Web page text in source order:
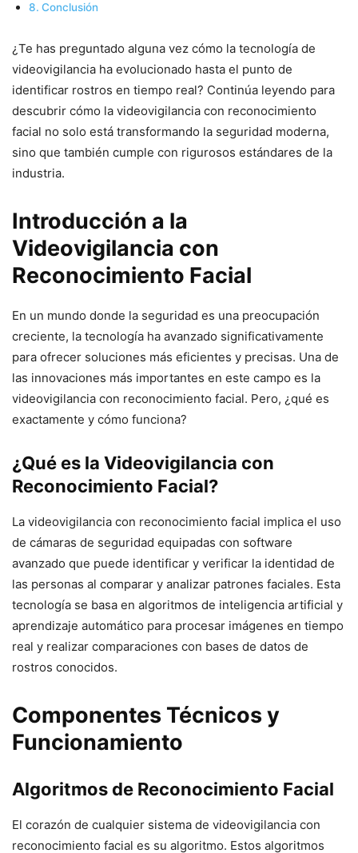
Conclusión
¿Te has preguntado alguna vez cómo la tecnología de
videovigilancia ha evolucionado hasta el punto de
identificar rostros en tiempo real? Continúa leyendo para
descubrir cómo la videovigilancia con reconocimiento
facial no solo está transformando la seguridad moderna,
sino que también cumple con rigurosos estándares de la
industria.
Introducción a la
Videovigilancia con
Reconocimiento Facial
En un mundo donde la seguridad es una preocupación
creciente, la tecnología ha avanzado significativamente
para ofrecer soluciones más eficientes y precisas. Una de
las innovaciones más importantes en este campo es la
videovigilancia con reconocimiento facial. Pero, ¿qué es
exactamente y cómo funciona?
¿Qué es la Videovigilancia con
Reconocimiento Facial?
La videovigilancia con reconocimiento facial implica el uso
de cámaras de seguridad equipadas con software
avanzado que puede identificar y verificar la identidad de
las personas al comparar y analizar patrones faciales. Esta
tecnología se basa en algoritmos de inteligencia artificial y
aprendizaje automático para procesar imágenes en tiempo
real y realizar comparaciones con bases de datos de
rostros conocidos.
Componentes Técnicos y
Funcionamiento
Algoritmos de Reconocimiento Facial
El corazón de cualquier sistema de videovigilancia con
reconocimiento facial es su algoritmo. Estos algoritmos